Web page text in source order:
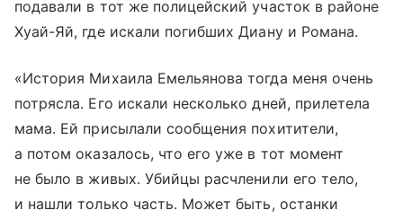
подавали в тот же полицейский участок в районе
Хуай-Яй, где искали погибших Диану и Романа.
«История Михаила Емельянова тогда меня очень
потрясла. Его искали несколько дней, прилетела
мама. Ей присылали сообщения похитители,
а потом оказалось, что его уже в тот момент
не было в живых. Убийцы расчленили его тело,
и нашли только часть. Может быть, останки